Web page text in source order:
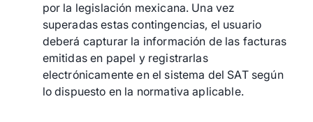
por la legislación mexicana. Una vez
superadas estas contingencias, el usuario
deberá capturar la información de las facturas
emitidas en papel y registrarlas
electrónicamente en el sistema del SAT según
lo dispuesto en la normativa aplicable.